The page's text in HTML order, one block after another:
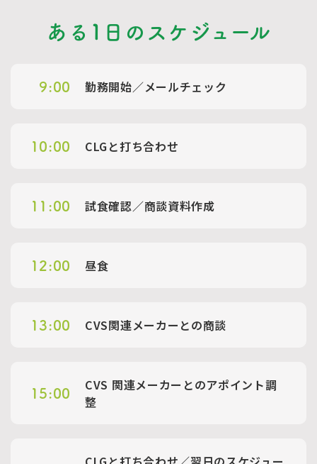
ある1日のスケジュール
9:00 勤務開始／メールチェック
10:00 CLGと打ち合わせ
11:00 試食確認／商談資料作成
12:00 昼食
13:00 CVS関連メーカーとの商談
15:00
CVS 関連メーカーとのアポイント調
整